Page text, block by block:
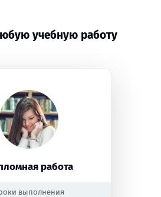
учебную работу
работа
выполнения